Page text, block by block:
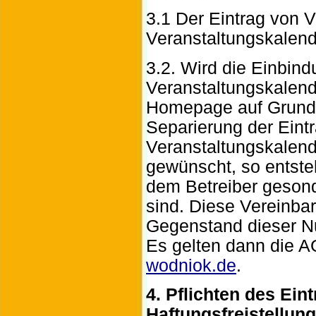
3.1 Der Eintrag von
3.2. Wird die
Homepage auf
Separierung der
gewünscht, so
dem Betreiber
sind. Diese
Gegenstand dieser
Es gelten dann die
wodniok.de.
4. Pflichten des